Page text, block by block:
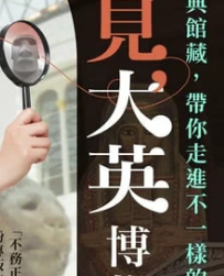
運動休閒 親子玩具
化妝保養 情趣用品